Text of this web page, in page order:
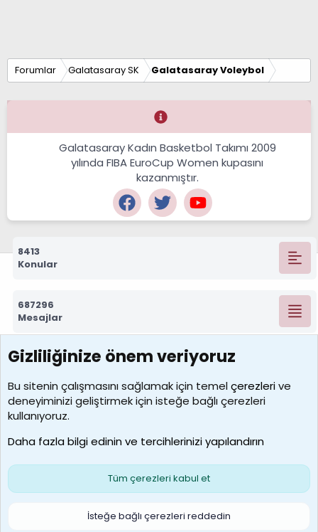
Forumlar Galatasaray SK Galatasaray Voleybol
Galatasaray Kadın Basketbol Takımı 2009
yılında FIBA EuroCup Women kupasını
kazanmıştır.
8413
Konular
687296
Mesajlar
7390
Kullanıcılar
MosesBrownHayranı
Son üye
Çerezler
S
Gizliliğinize önem veriyoruz
Bu sitenin çalışmasını sağlamak için temelçerezlerive
deneyiminizi geliştirmek için isteğe bağlı çerezleri
kullanıyoruz.
Daha fazla bilgi edinin ve tercihlerinizi yapılandırın
Tüm çerezleri kabul et
İsteğe bağlı çerezleri reddedin